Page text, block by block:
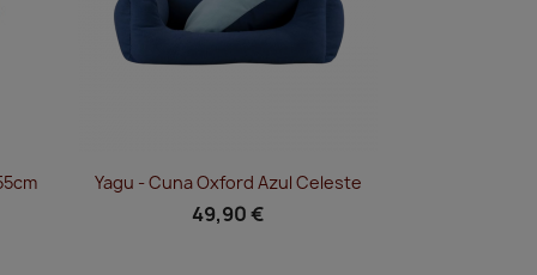
Vista rápida
Yagu - Cuna Oxford Azul Celeste
49,90 €